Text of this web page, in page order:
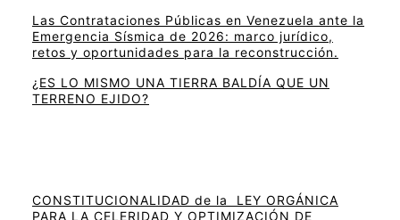
Las Contrataciones Públicas en Venezuela ante la
Emergencia Sísmica de 2026: marco jurídico,
retos y oportunidades para la reconstrucción.
¿ES LO MISMO UNA TIERRA BALDÍA QUE UN
TERRENO EJIDO?
CONSTITUCIONALIDAD de la LEY ORGÁNICA
PARA LA CELERIDAD Y OPTIMIZACIÓN DE